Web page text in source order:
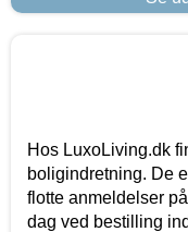
Hos LuxoLiving.dk
boligindretning. De
flotte anmeldelser
dag ved bestilling